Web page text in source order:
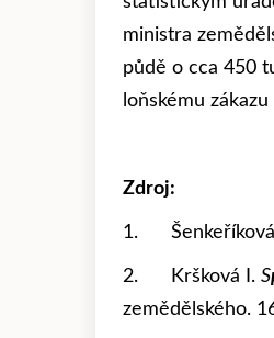
ministra
půdě o cca 450
loňskému
Zdroj:
1. Šenkeříková
2. Kršková I. S
zemědělského.